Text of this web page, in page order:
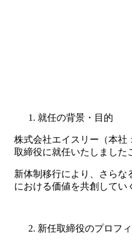
就任の背景・目的
株式会社エイスリー（本
取締役に就任いたしました
新体制移行により、さらな
における価値を共創してい
新任取締役のプロフ